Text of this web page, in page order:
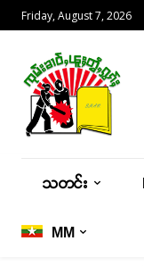
Friday, August 7, 2026
သတင်း
MM